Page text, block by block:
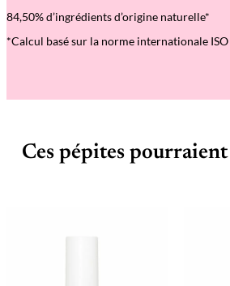
84,50% d’ingrédients d’origine naturelle*
*Calcul basé sur la norme internationale
Ces pépites